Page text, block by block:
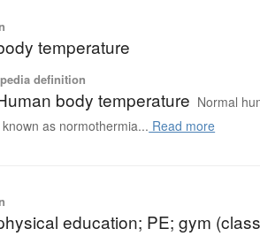
temperature
definition
body temperature Normal
as normothermia... Read more
education; PE; gym